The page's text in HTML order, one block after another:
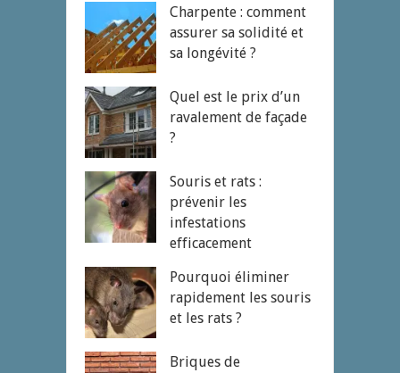
Charpente : comment
assurer sa solidité et
sa longévité ?
Quel est le prix d’un
ravalement de façade
?
Souris et rats :
prévenir les
infestations
efficacement
Pourquoi éliminer
rapidement les souris
et les rats ?
Briques de